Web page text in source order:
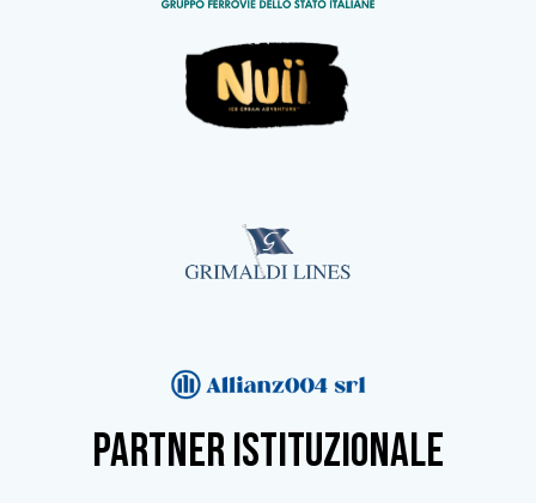
partner istituzionale